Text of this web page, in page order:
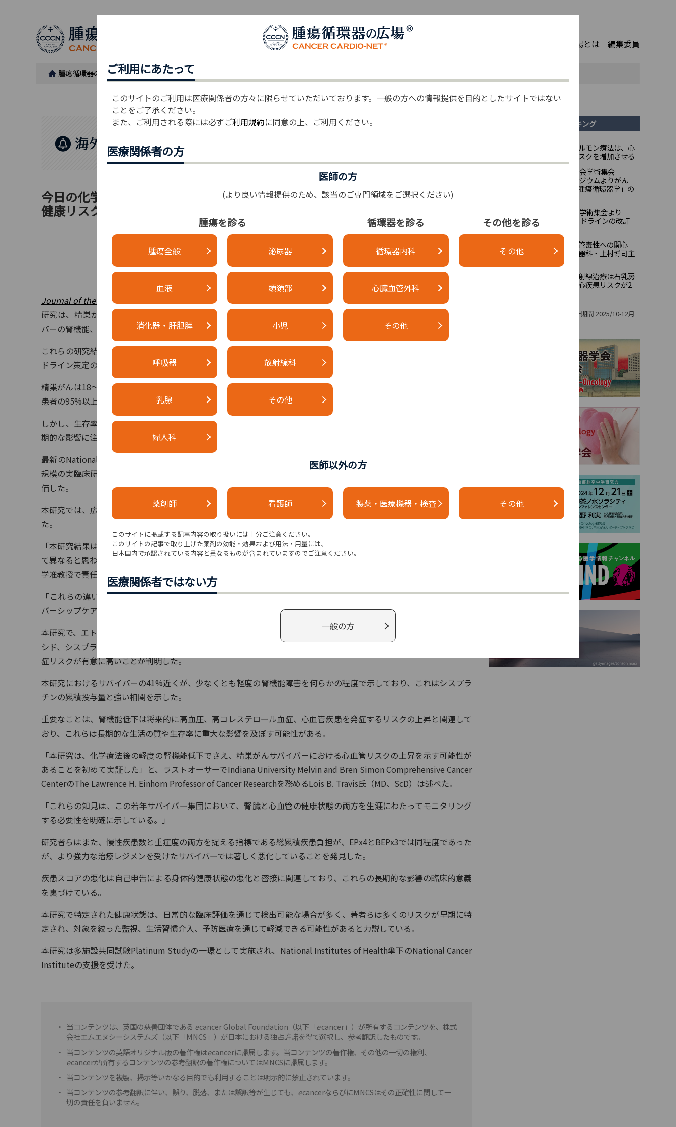
腫瘍循環器の広場トップ 腫瘍循環器の広場とは 編集委員
腫瘍循環器の広場トップ News fromecancer
今日の化学療法レジメンで治療を受けた精巣がんサバイバーにおける長期的な
健康リスクが明らかに
英語オリジナル版はこちら
2026年2月20日
Journal of the National Comprehensive Cancer Network
誌オンライン版で公開された大規模多施設共同
研究は、精巣がん治療の今日の化学療法レジメンの健康に対する長期的な影響について新たな知見を提供し、サバイ
バーの腎機能、心血管リスク、および慢性的な健康状態の全体的な負担の違いを浮き彫りにしている。
これらの研究結果は、将来的にシスプラチンによる治療を受けた精巣がんサバイバーに対する国のフォローアップガイ
ドライン策定の参考となることが期待されている。
精巣がんは18～39歳の若年男性において最も一般的ながんであり、現代のシスプラチンをベースとする化学療法により
患者の95%以上が治癒する。
しかし、生存率が向上するにつれ、治療終了後何十年も生きる可能性のある精巣がんサバイバーが直面する健康への長
期的な影響に注目が集まっている。
最新のNational Comprehensive Cancer Network（NCCN）が推奨する化学療法レジメンを比較する、これまでで最大
規模の実臨床研究で、研究者らは北米の8つの主要がんセンターで治療を受けた800例近い精巣がん長期サバイバーを評
価した。
本研究では、広範囲にわたる健康への悪影響を評価し、治療後10年以上経過したサバイバーの累積疾患負担を定量化し
た。
「本研究結果は、今日の標準的化学療法レジメンは精巣がん治療に非常に効果的である一方で、治療アプローチによっ
て異なると思われる重大な長期的健康リスクを伴うことを示している」と、Medical College of Wisconsinの放射線腫瘍
学准教授で責任著者であるSarah L. Kerns氏（PhD、MPH）は述べた。
「これらの違いを理解することで、臨床医と患者はより十分な情報に基づく意思決定が可能となり、長期的なサバイ
バーシップケアの重要性が強調される。」
本研究で、エトポシドとシスプラチン（EPx4）を4コース投与された精巣がんサバイバーでは、ブレオマイシン、エトポ
シド、シスプラチン（BEPx3）を3コース投与されたサバイバーと比較して、腎機能障害、聴力障害、末梢神経障害の発
症リスクが有意に高いことが判明した。
本研究におけるサバイバーの41%近くが、少なくとも軽度の腎機能障害を何らかの程度で示しており、これはシスプラ
チンの累積投与量と強い相関を示した。
重要なことは、腎機能低下は将来的に高血圧、高コレステロール血症、心血管疾患を発症するリスクの上昇と関連して
おり、これらは長期的な生活の質や生存率に重大な影響を及ぼす可能性がある。
「本研究は、化学療法後の軽度の腎機能低下でさえ、精巣がんサバイバーにおける心血管リスクの上昇を示す可能性が
あることを初めて実証した」と、ラストオーサーでIndiana University Melvin and Bren Simon Comprehensive Cancer
CenterのThe Lawrence H. Einhorn Professor of Cancer Researchを務めるLois B. Travis氏（MD、ScD）は述べた。
「これらの知見は、この若年サバイバー集団において、腎臓と心血管の健康状態の両方を生涯にわたってモニタリング
する必要性を明確に示している。」
研究者らはまた、慢性疾患数と重症度の両方を捉える指標である総累積疾患負担が、EPx4とBEPx3では同程度であった
が、より強力な治療レジメンを受けたサバイバーでは著しく悪化していることを発見した。
疾患スコアの悪化は自己申告による身体的健康状態の悪化と密接に関連しており、これらの長期的な影響の臨床的意義
を裏づけている。
本研究で特定された健康状態は、日常的な臨床評価を通じて検出可能な場合が多く、著者らは多くのリスクが早期に特
定され、対象を絞った監視、生活習慣介入、予防医療を通じて軽減できる可能性があると力説している。
本研究は多施設共同試験Platinum Studyの一環として実施され、National Institutes of Health傘下のNational Cancer
Instituteの支援を受けた。
・ 当コンテンツは、英国の慈善団体である ecancer Global Foundation（以下「ecancer」）が所有するコンテンツを、株式
会社エムエヌシーシステムズ（以下「MNCS」）が日本における独占許諾を得て選択し、参考翻訳したものです。
・
当コンテンツの英語オリジナル版の著作権はecancerに帰属します。当コンテンツの著作権、その他の一切の権利、
ecancerが所有するコンテンツの参考翻訳の著作権についてはMNCSに帰属します。
・
当コンテンツを複製、掲示等いかなる目的でも利用することは明示的に禁止されています。
・
当コンテンツの参考翻訳に伴い、誤り、脱落、または誤訳等が生じても、 ecancerならびにMNCSはその正確性に関して一
切の責任を負いません。
アクセスランキング
前立腺がんに対するホルモン療法は、心
血管疾患による死亡リスクを増加させる
第18回日本臨床腫瘍学会学術集会
（JSMO2021）シンポジウムより――がん
診療のフロンティア「腫瘍循環器学」の
第89回日本循環器学会学術集会より
Onco-cardiologyガイドラインの改訂
の準備始まる
泌尿器科に広がる心血管毒性への関心 ――
湘南鎌倉総合病院泌尿器科・上村博司主
若年女性では左乳房放射線治療は右乳房
放射線治療と比較して心疾患リスクが2
集計期間 2025/10-12月
ご利用にあたって
このサイトのご利用は医療関係者の方々に限らせていただいております。一般の方への情報提供を目的としたサイトではない
ことをご了承ください。
また、ご利用される際には必ずご利用規約に同意の上、ご利用ください。
医療関係者の方
医師の方
(より良い情報提供のため、該当のご専門領域をご選択ください)
腫瘍を診る
腫瘍全般
血液
消化器・肝胆膵
呼吸器
乳腺
婦人科
泌尿器
頭頚部
小児
放射線科
その他
循環器を診る
循環器内科
心臓血管外科
その他
その他を診る
その他
医師以外の方
薬剤師 看護師 製薬・医療機器・検査 その他
このサイトに掲載する記事内容の取り扱いには十分ご注意ください。
このサイトの記事で取り上げた薬剤の効能・効果および用法・用量には、
日本国内で承認されている内容と異なるものが含まれていますのでご注意ください。
医療関係者ではない方
一般の方